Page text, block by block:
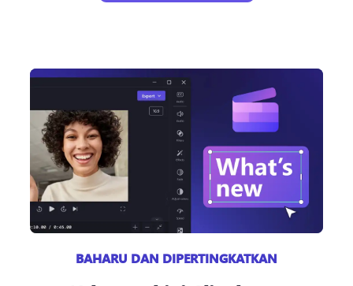
BAHARU DAN DIPERTINGKATKAN